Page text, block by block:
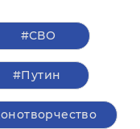
#СВО
#Путин